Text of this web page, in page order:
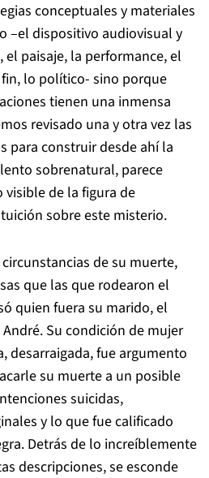
conceptuales y materiales
–el dispositivo audiovisual y
paisaje, la performance, el
lo político- sino porque
tienen una inmensa
revisado una y otra vez las
para construir desde ahí la
sobrenatural, parece
de la figura de
sobre este misterio.
de su muerte,
que las que rodearon el
quien fuera su marido, el
Su condición de mujer
desarraigada, fue argumento
su muerte a un posible
suicidas,
y lo que fue calificado
Detrás de lo increíblemente
descripciones, se esconde